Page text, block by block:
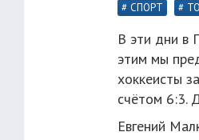
СПОРТ
В эти дни в
этим мы
хоккеисты
счётом 6:3.
Евгений